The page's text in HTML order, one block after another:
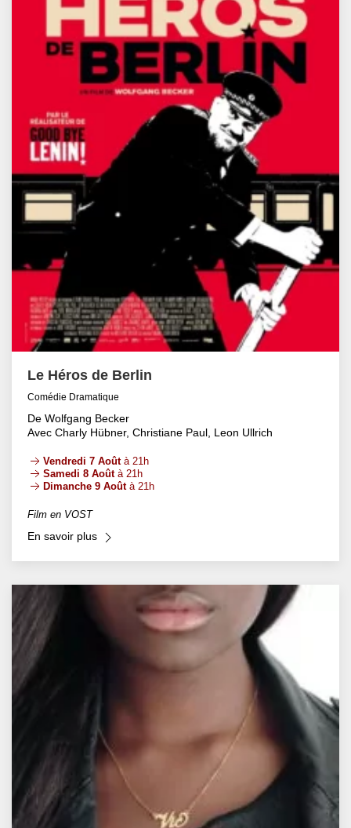
Le Héros de Berlin
Comédie Dramatique
De Wolfgang Becker
Avec Charly Hübner, Christiane Paul, Leon Ullrich
Vendredi 7 Aoûtà 21h
Samedi 8 Aoûtà 21h
Dimanche 9 Aoûtà 21h
Film en VOST
En savoir plus